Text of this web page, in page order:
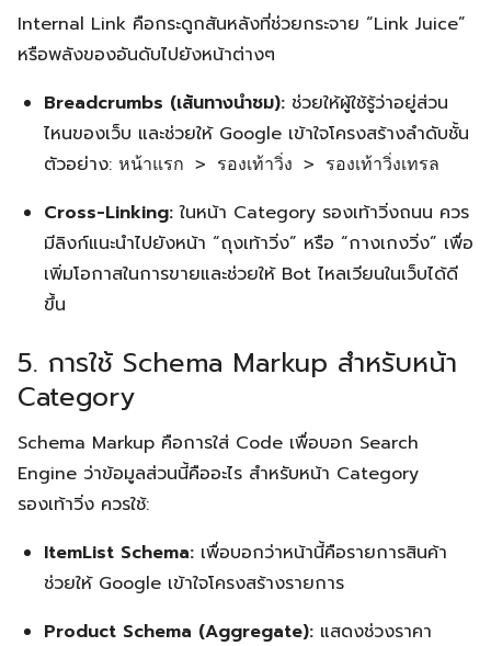
Search
for:
Internal Link คือกระดูกสันหลังที่ช่วยกระจาย “Link Juice”
หรือพลังของอันดับไปยังหน้าต่างๆ
Breadcrumbs (เส้นทางนำชม): ช่วยให้ผู้ใช้รู้ว่าอยู่ส่วน
ไหนของเว็บ และช่วยให้ Google เข้าใจโครงสร้างลำดับชั้น
ตัวอย่าง: หน้าแรก > รองเท้าวิ่ง > รองเท้าวิ่งเทรล
Cross-Linking: ในหน้า Category รองเท้าวิ่งถนน ควร
มีลิงก์แนะนำไปยังหน้า “ถุงเท้าวิ่ง” หรือ “กางเกงวิ่ง” เพื่อ
เพิ่มโอกาสในการขายและช่วยให้ Bot ไหลเวียนในเว็บได้ดี
ขึ้น
5. การใช้ Schema Markup สำหรับหน้า
Category
Schema Markup คือการใส่ Code เพื่อบอก Search
Engine ว่าข้อมูลส่วนนี้คืออะไร สำหรับหน้า Category
รองเท้าวิ่ง ควรใช้:
ItemList Schema: เพื่อบอกว่าหน้านี้คือรายการสินค้า
ช่วยให้ Google เข้าใจโครงสร้างรายการ
Product Schema (Aggregate): แสดงช่วงราคา